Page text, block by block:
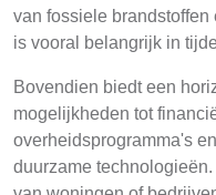
van fossiele
is vooral belangrijk in
Bovendien biedt een
mogelijkheden tot
overheidsprogramma's
duurzame